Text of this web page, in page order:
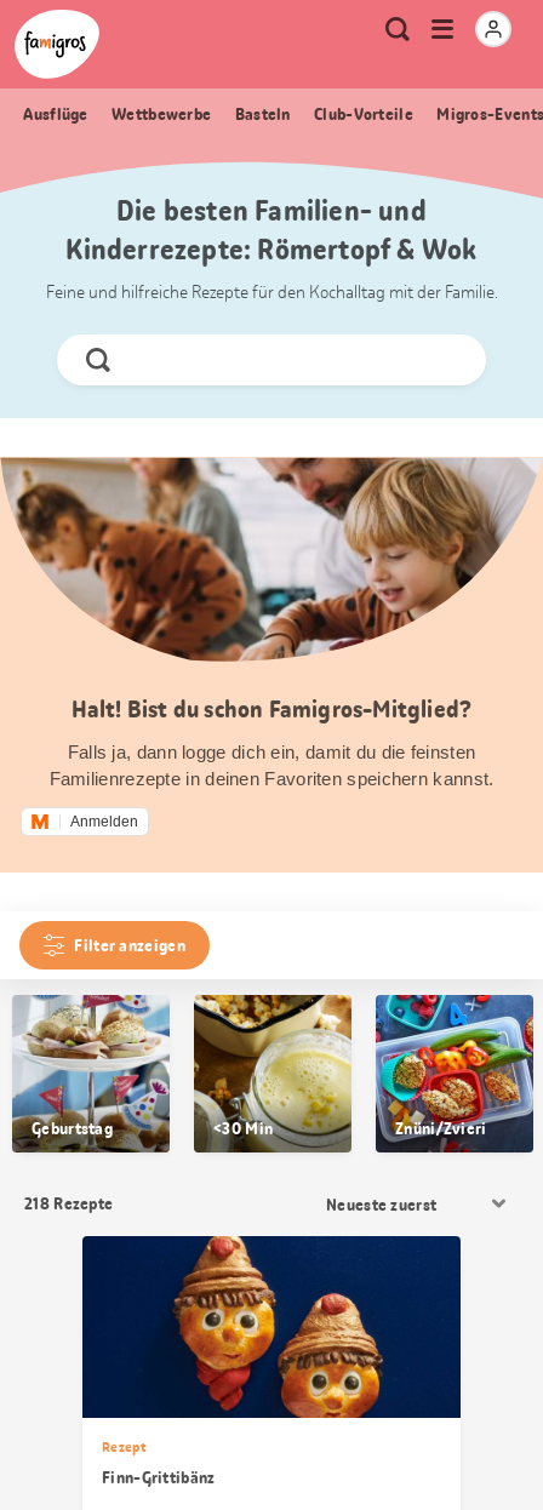
Sprungmarken
Navigation
Header
Logo
Meta
Navigation
Suche
Menu
öffnen
Ausflüge Wettbewerbe Basteln Club-Vorteile Migros-
Die besten Familien- und
Kinderrezepte: Römertopf & Wok
Feine und hilfreiche Rezepte für den Kochalltag mit der Familie.
Jetzt
Suchen
Halt! Bist du schon Famigros-Mitglied?
Falls ja, dann logge dich ein, damit du die feinsten
Familienrezepte in deinen Favoriten speichern kannst.
Anmelden
Filter anzeigen
Geburtstag <30 Min Znüni/Zvieri
218 Rezepte
Sortierung
Rezept
Finn-Grittibänz